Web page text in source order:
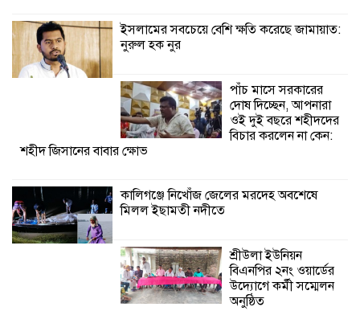
ইসলামের সবচেয়ে বেশি ক্ষতি করেছে জামায়াত:
নুরুল হক নুর
পাঁচ মাসে সরকারের
দোষ দিচ্ছেন, আপনারা
ওই দুই বছরে শহীদদের
বিচার করলেন না কেন:
শহীদ জিসানের বাবার ক্ষোভ
কালিগঞ্জে নিখোঁজ জেলের মরদেহ অবশেষে
মিলল ইছামতী নদীতে
শ্রীউলা ইউনিয়ন
বিএনপির ২নং ওয়ার্ডের
উদ্যোগে কর্মী সম্মেলন
অনুষ্ঠিত